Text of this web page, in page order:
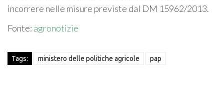
incorrere nelle misure previste dal DM 15962/2013.
Fonte: agronotizie
Tags: ministero delle politiche agricole pap